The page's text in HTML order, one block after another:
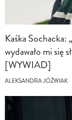
Kaśka Sochacka:
wydawało mi się
[WYWIAD]
ALEKSANDRA JÓŹWIAK